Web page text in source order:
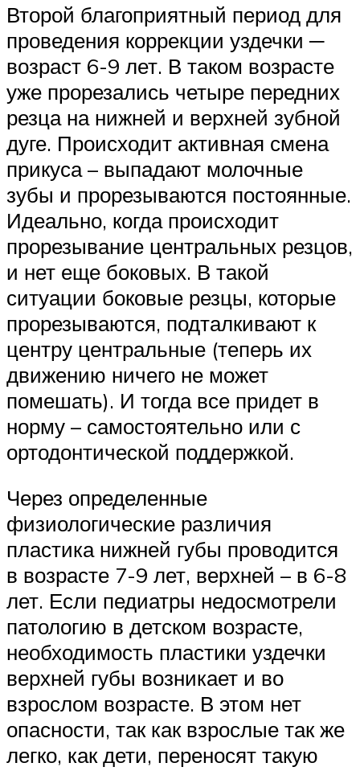
Второй благоприятный период для
проведения коррекции уздечки ─
возраст 6-9 лет. В таком возрасте
уже прорезались четыре передних
резца на нижней и верхней зубной
дуге. Происходит активная смена
прикуса – выпадают молочные
зубы и прорезываются постоянные.
Идеально, когда происходит
прорезывание центральных резцов,
и нет еще боковых. В такой
ситуации боковые резцы, которые
прорезываются, подталкивают к
центру центральные (теперь их
движению ничего не может
помешать). И тогда все придет в
норму – самостоятельно или с
ортодонтической поддержкой.
Через определенные
физиологические различия
пластика нижней губы проводится
в возрасте 7-9 лет, верхней – в 6-8
лет. Если педиатры недосмотрели
патологию в детском возрасте,
необходимость пластики уздечки
верхней губы возникает и во
взрослом возрасте. В этом нет
опасности, так как взрослые так же
легко, как дети, переносят такую